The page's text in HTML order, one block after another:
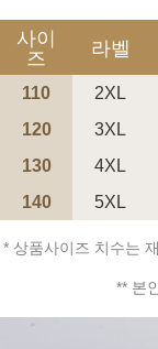
페이코 ID
사이
즈
라벨
110 2XL
120
3XL
130
4XL
140
5XL
* 상품사이즈 치수는
** 본